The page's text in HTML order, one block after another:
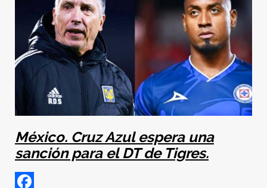
México. Cruz Azul espera una
sanción para el DT de Tigres.